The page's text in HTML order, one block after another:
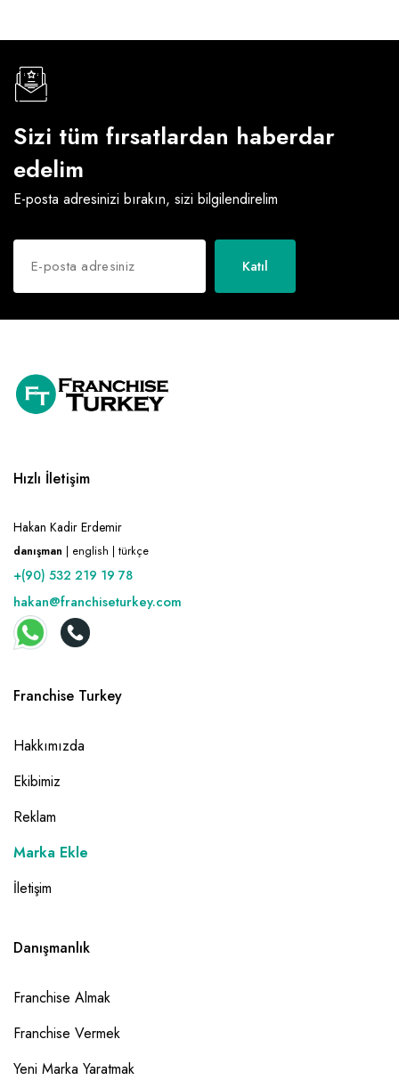
Sizi tüm fırsatlardan haberdar
edelim
E-posta adresinizi bırakın, sizi bilgilendirelim
Katıl
Hızlı İletişim
Hakan Kadir Erdemir
danışman | english | türkçe
+(90) 532 219 19 78
hakan@franchiseturkey.com
Franchise Turkey
Hakkımızda
Ekibimiz
Reklam
Marka Ekle
İletişim
Danışmanlık
Franchise Almak
Franchise Vermek
Yeni Marka Yaratmak